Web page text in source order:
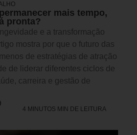
mais tempo,
pronta?
e a transformação
mostra por que o futuro das
de estratégias de atração
de liderar diferentes ciclos de
carreira e gestão de
4 MINUTOS MIN DE LEITURA